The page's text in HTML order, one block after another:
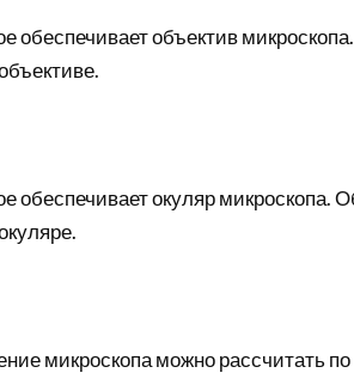
обеспечивает объектив
обеспечивает окуляр микроскопа.
микроскопа можно рассчитать